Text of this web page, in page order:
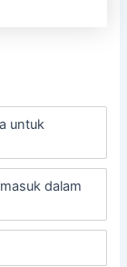
untuk
dalam